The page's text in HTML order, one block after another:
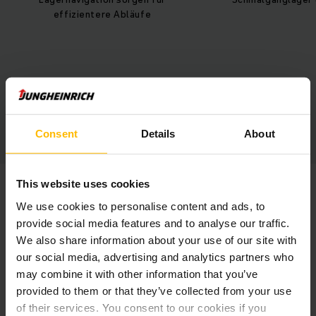
Consent Details About
This website uses cookies
We use cookies to personalise content and ads, to
provide social media features and to analyse our traffic.
We also share information about your use of our site with
our social media, advertising and analytics partners who
may combine it with other information that you’ve
provided to them or that they’ve collected from your use
of their services. You consent to our cookies if you